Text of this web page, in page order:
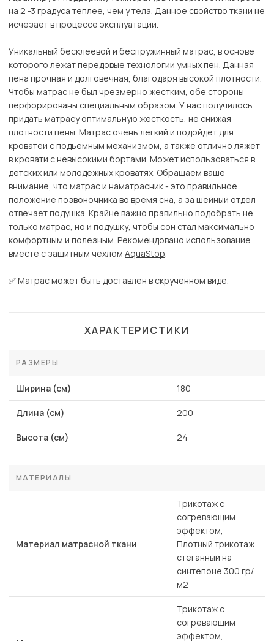
на 2 -3 градуса теплее, чем у тела. Данное свойство ткани не
исчезает в процессе эксплуатации.
Уникальный бесклеевой и беспружинный матрас, в основе
которого лежат передовые технологии умных пен. Данная
пена прочная и долговечная, благодаря высокой плотности.
Чтобы матрас не был чрезмерно жестким, обе стороны
перфорированы специальным образом. У нас получилось
придать матрасу оптимальную жесткость, не снижая
плотности пены. Матрас очень легкий и подойдет для
кроватей с подъемным механизмом, а также отлично ляжет
в кровати с невысокими бортами. Может использоваться в
детских или молодежных кроватях. Обращаем ваше
внимание, что матрас и наматрасник - это правильное
положение позвоночника во время сна, а за шейный отдел
отвечает подушка. Крайне важно правильно подобрать не
только матрас, но и подушку, чтобы сон стал максимально
комфортным и полезным. Рекомендовано использование
вместе с защитным чехлом AquaStop.
✅ Матрас может быть доставлен в скрученном виде.
ХАРАКТЕРИСТИКИ
РАЗМЕРЫ
Ширина (см) 180
Длина (см) 200
Высота (см) 24
МАТЕРИАЛЫ
Материал матрасной ткани
Трикотаж с
согревающим
эффектом,
Плотный трикотаж
стеганный на
синтепоне 300 гр/
м2
Трикотаж с
согревающим
эффектом,